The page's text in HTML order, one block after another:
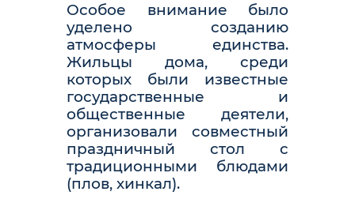
Особое внимание было
уделено созданию
атмосферы единства.
Жильцы дома, среди
которых были известные
государственные и
общественные деятели,
организовали совместный
праздничный стол с
традиционными блюдами
(плов, хинкал).